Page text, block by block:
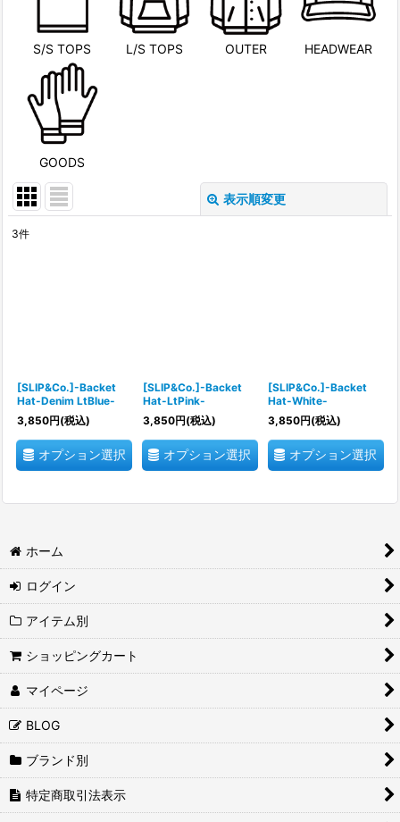
S/S TOPS L/S TOPS OUTER HEADWEAR
GOODS
表示順変更
3件
[SLIP&Co.]-Backet
Hat-Denim LtBlue-
3,850円(税込)
オプション選択
[SLIP&Co.]-Backet
Hat-LtPink-
3,850円(税込)
オプション選択
[SLIP&Co.]-Backet
Hat-White-
3,850円(税込)
オプション選択
ホーム
ログイン
アイテム別
ショッピングカート
マイページ
BLOG
ブランド別
特定商取引法表示